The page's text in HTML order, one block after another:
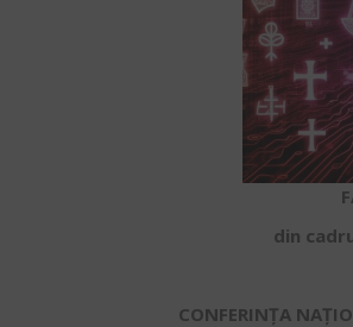
din
CONFERINȚA